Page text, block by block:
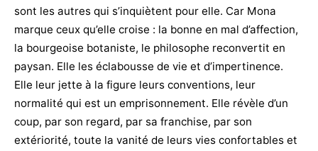
sont les autres qui s’inquiètent pour elle. Car Mona
marque ceux qu’elle croise : la bonne en mal d’affection,
la bourgeoise botaniste, le philosophe reconvertit en
paysan. Elle les éclabousse de vie et d’impertinence.
Elle leur jette à la figure leurs conventions, leur
normalité qui est un emprisonnement. Elle révèle d’un
coup, par son regard, par sa franchise, par son
extériorité, toute la vanité de leurs vies confortables et